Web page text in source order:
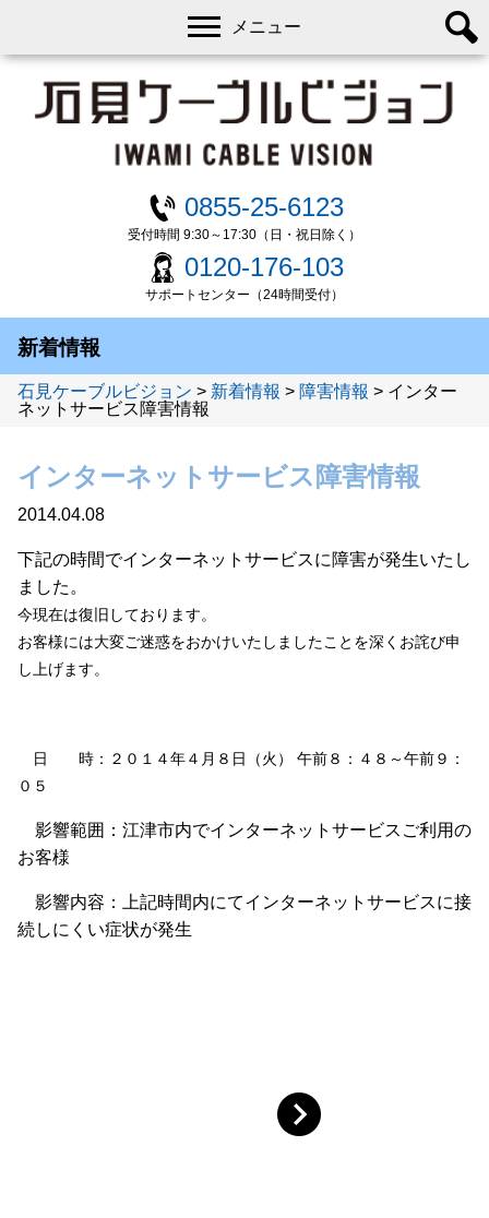
0855-25-6123
受付時間 9:30～17:30（日・祝日除く）
0120-176-103
サポートセンター（24時間受付）
メニュー
新着情報
石見ケーブルビジョン > 新着情報 > 障害情報 > インター
ネットサービス障害情報
インターネットサービス障害情報
2014.04.08
下記の時間でインターネットサービスに障害が発生いたし
ました。
今現在は復旧しております。
お客様には大変ご迷惑をおかけいたしましたことを深くお詫び申
し上げます。
日 時：２０１４年４月８日（火） 午前８：４８～午前９：
０５
影響範囲：江津市内でインターネットサービスご利用の
お客様
影響内容：上記時間内にてインターネットサービスに接
続しにくい症状が発生